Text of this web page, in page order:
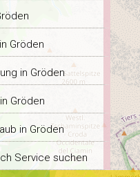
Gröden
in Gröden
Gröden
in Gröden
Service suchen